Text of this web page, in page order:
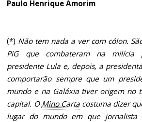
Paulo Henrique Amorim
(*) Não tem nada a ver com cólon.
PiG que combateram na milícia
presidente Lula e, depois, a
comportarão sempre que um
mundo e na Galáxia tiver origem no
capital. OMino Cartacostuma dizer
lugar do mundo em que jornalista